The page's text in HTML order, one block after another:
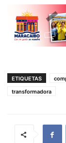
ETIQUETAS
transformadora